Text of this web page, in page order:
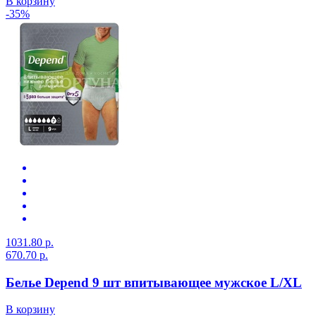
-35%
1031.80 р.
670.70 р.
Белье Depend 9 шт впитывающее мужское L/XL
В корзину